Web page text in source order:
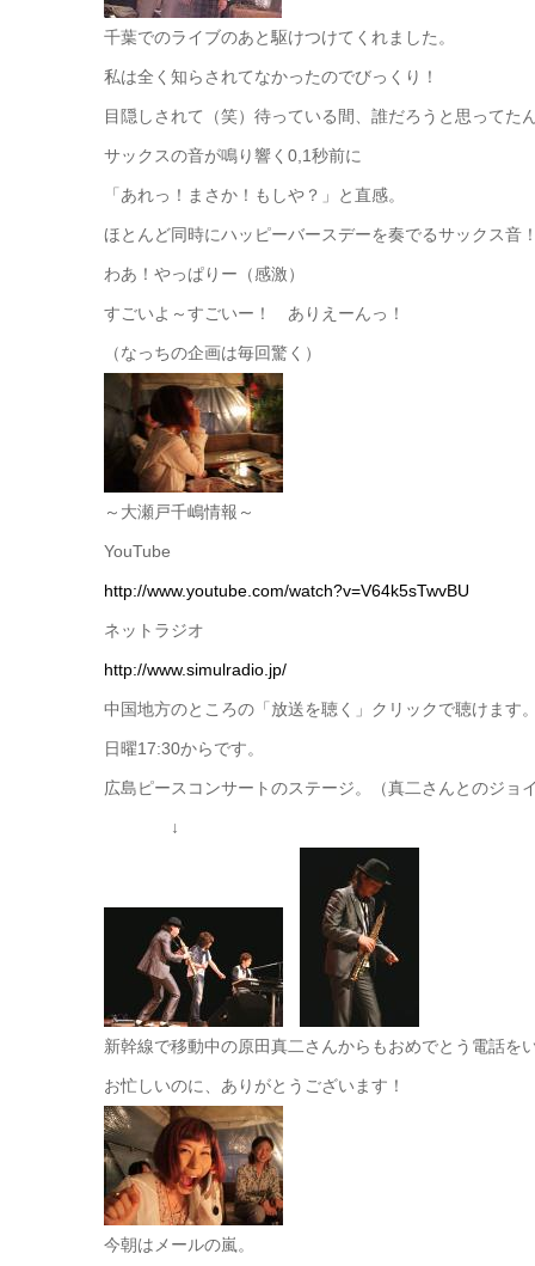
千葉でのライブのあと駆けつけてくれました。
私は全く知らされてなかったのでびっくり！
目隠しされて（笑）待っている間、誰だろうと思ってたん
サックスの音が鳴り響く0,1秒前に
「あれっ！まさか！もしや？」と直感。
ほとんど同時にハッピーバースデーを奏でるサックス音！
わあ！やっぱりー（感激）
すごいよ～すごいー！ ありえーんっ！
（なっちの企画は毎回驚く）
～大瀬戸千嶋情報～
YouTube
http://www.youtube.com/watch?v=V64k5sTwvBU
ネットラジオ
http://www.simulradio.jp/
中国地方のところの「放送を聴く」クリックで聴けます。
日曜17:30からです。
広島ピースコンサートのステージ。（真二さんとのジョ
↓
新幹線で移動中の原田真二さんからもおめでとう電話を
お忙しいのに、ありがとうございます！
今朝はメールの嵐。